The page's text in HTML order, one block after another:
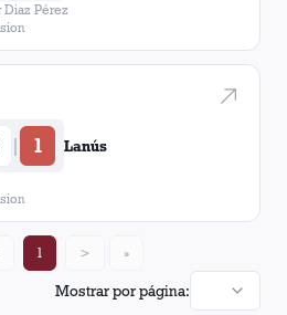
Pérez
| 1 Lanús
Mostrar por página:
1 > »